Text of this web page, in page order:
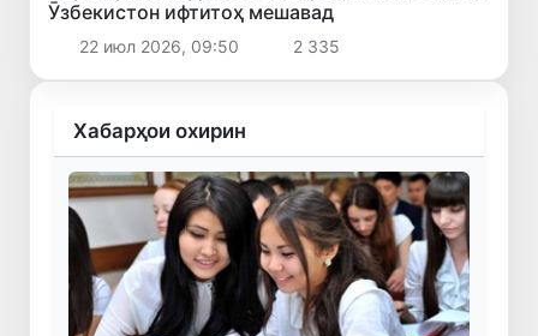
Ӯзбекистон ифтитоҳ мешавад
22 июл 2026, 09:50 2 335
Хабарҳои охирин